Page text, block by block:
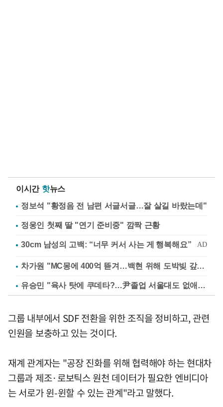
이시간 핫뉴스
정보석 "황정음 전 남편 서글서글…잘 살길 바랐는데"
정웅인 첫째 딸 "연기 준비중" 깜짝 근황
차가원 "MC몽에 400억 뜯겨…백현 위해 도박빚 갚아줘"
유승민 "육사 탓에 쿠데타?…尹졸업 서울대도 없애나"
그룹 내부에서 SDF 전환을 위한 조직을 정비하고, 관련
인원을 보충하고 있는 것이다.
재계 관계자는 "공장 진화를 위해 협력해야 하는 현대차
그룹과 제조·로보틱스 원천 데이터가 필요한 엔비디아
는 서로가 윈-윈할 수 있는 관계"라고 말했다.